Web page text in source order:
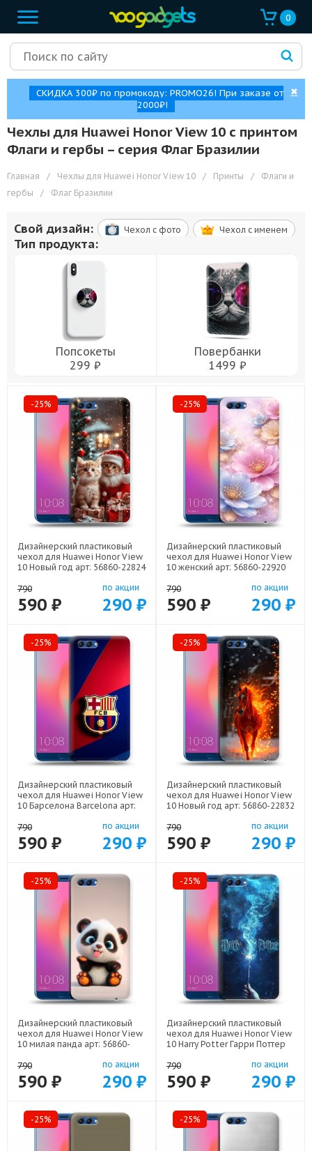
0
СКИДКА 300₽ по промокоду: PROMO26! При заказе от
2000₽!
✖
Чехлы для Huawei Honor View 10 с принтом
Флаги и гербы – cерия Флаг Бразилии
Главная / Чехлы для Huawei Honor View 10 / Принты /
Флаги и
гербы
/ Флаг Бразилии
Свой дизайн: Чехол c фото Чехол c именем
Тип продукта:
Попсокеты
299 ₽
Повербанки
1499 ₽
-25%
Дизайнерский пластиковый
чехол для Huawei Honor View
10 Новый год арт: 56860-22824
790
590 ₽
по акции
290 ₽
-25%
Дизайнерский пластиковый
чехол для Huawei Honor View
10 женский арт: 56860-22920
790
590 ₽
по акции
290 ₽
-25%
Дизайнерский пластиковый
чехол для Huawei Honor View
10 Барселона Barcelona арт:
790
590 ₽
по акции
290 ₽
-25%
Дизайнерский пластиковый
чехол для Huawei Honor View
10 Новый год арт: 56860-22832
790
590 ₽
по акции
290 ₽
-25%
Дизайнерский пластиковый
чехол для Huawei Honor View
10 милая панда арт: 56860-
790
590 ₽
по акции
290 ₽
-25%
Дизайнерский пластиковый
чехол для Huawei Honor View
10 Harry Potter Гарри Поттер
790
590 ₽
по акции
290 ₽
-25% -25%